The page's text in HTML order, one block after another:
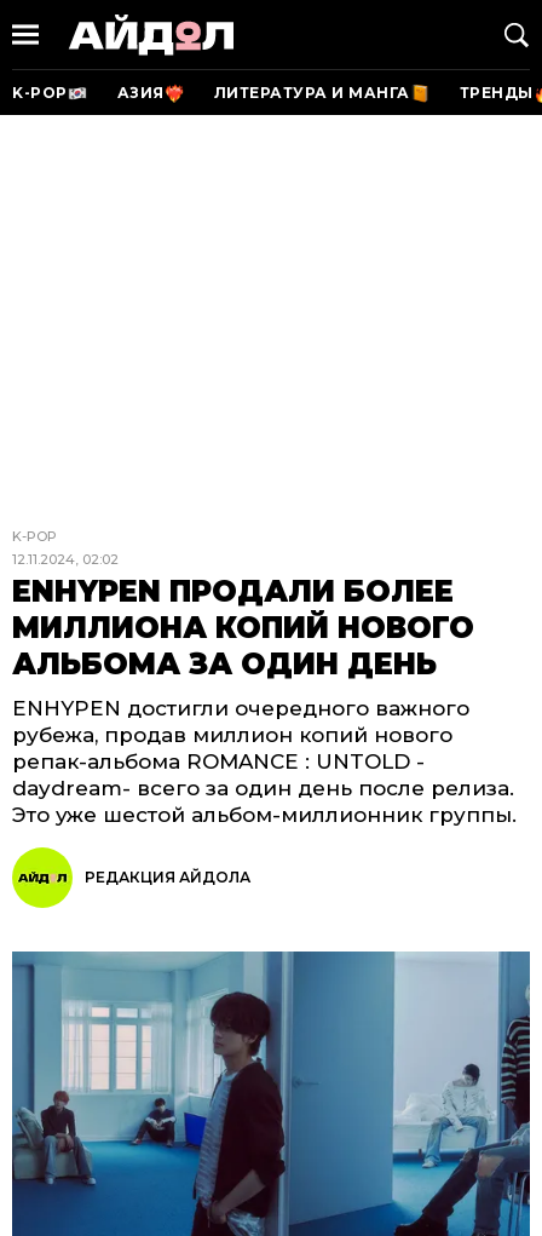
K-POP АЗИЯ ЛИТЕРАТУРА И МАНГА ТРЕНДЫ
K-POP
12.11.2024, 02:02
ENHYPEN ПРОДАЛИ БОЛЕЕ
МИЛЛИОНА КОПИЙ НОВОГО
АЛЬБОМА ЗА ОДИН ДЕНЬ
ENHYPEN достигли очередного важного
рубежа, продав миллион копий нового
репак-альбома ROMANCE : UNTOLD -
daydream- всего за один день после релиза.
Это уже шестой альбом-миллионник группы.
РЕДАКЦИЯ АЙДОЛА